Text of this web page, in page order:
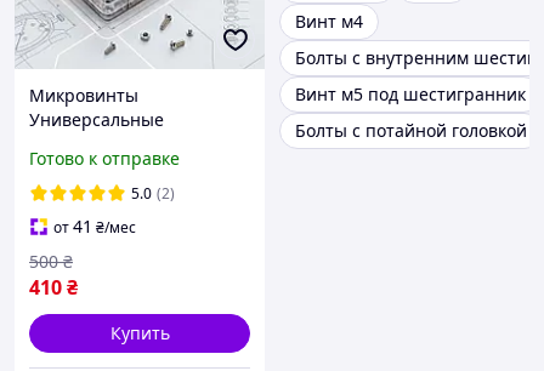
Микровинты
Универсальные
Гайками и Шайбами Spec
(SP-0670001)
Готово к отправке
5.0 (2)
от41 ₴/мес
410₴
500 ₴
Купить
Винт м4
Болты с внутренним
Винт м5 под шестигранник
Болты с потайной головкой